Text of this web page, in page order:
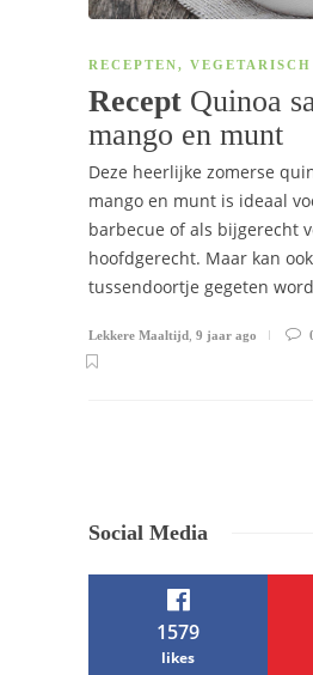
RECEPTEN, VEGETARISCH
Recept Quinoa
mango en munt
Deze heerlijke zomerse
mango en munt is ideaal
barbecue of als bijgerecht
hoofdgerecht. Maar kan
tussendoortje gegeten
Lekkere Maaltijd 9 jaar ago
Social Media
1579
likes